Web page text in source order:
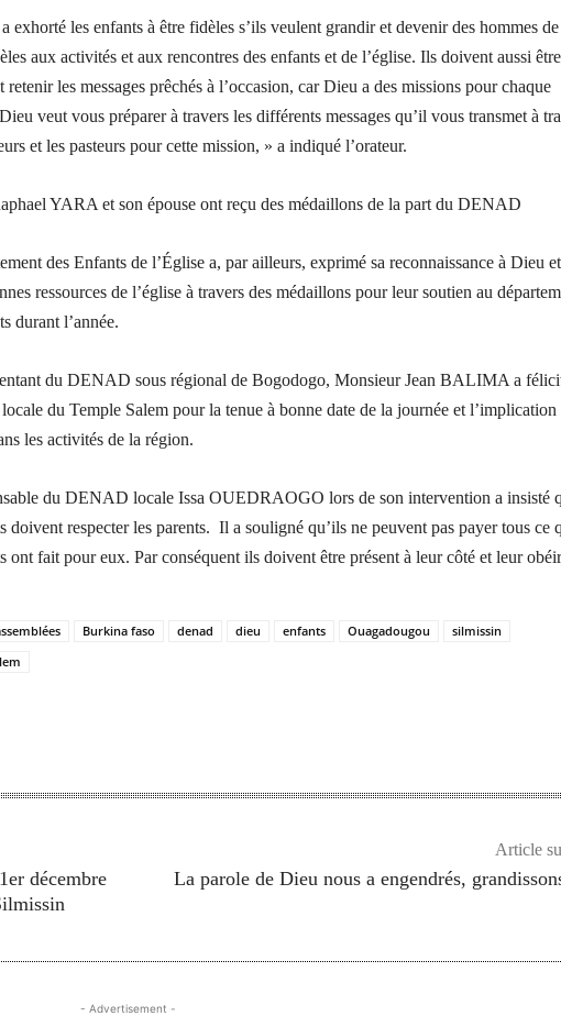
exhorté les enfants à être fidèles s’ils veulent grandir et devenir des hommes de
aux activités et aux rencontres des enfants et de l’église. Ils doivent aussi être
retenir les messages prêchés à l’occasion, car Dieu a des missions pour chaque
veut vous préparer à travers les différents messages qu’il vous transmet à
et les pasteurs pour cette mission, » a indiqué l’orateur.
YARA et son épouse ont reçu des médaillons de la part du DENAD
des Enfants de l’Église a, par ailleurs, exprimé sa reconnaissance à Dieu
ressources de l’église à travers des médaillons pour leur soutien au
durant l’année.
du DENAD sous régional de Bogodogo, Monsieur Jean BALIMA a
du Temple Salem pour la tenue à bonne date de la journée et l’implication
les activités de la région.
du DENAD locale Issa OUEDRAOGO lors de son intervention a insisté
doivent respecter les parents. Il a souligné qu’ils ne peuvent pas payer tous ce
ont fait pour eux. Par conséquent ils doivent être présent à leur côté et leur
Burkina faso denad dieu enfants Ouagadougou
silmissin
décembre
Article
La parole de Dieu nous a engendrés,
- Advertisement -